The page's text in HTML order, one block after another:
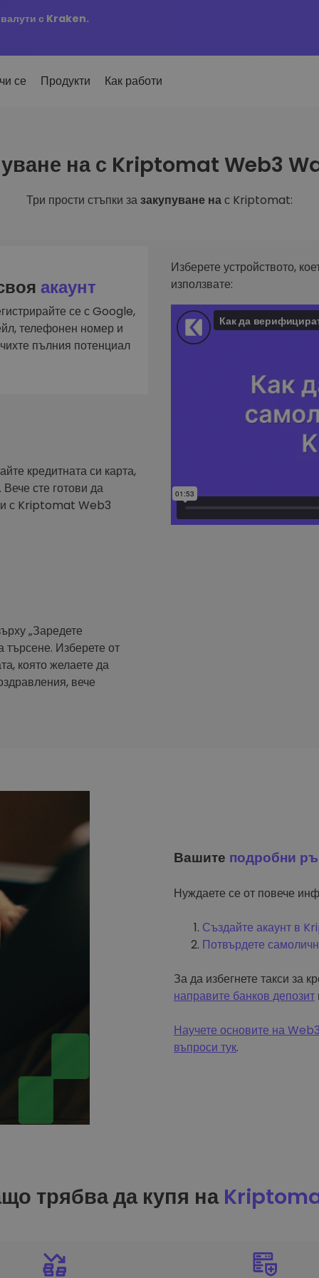
с Kraken.
добавени
добавени токени в
купил за 100 €…
се Продукти
на
за
KriptoEarn
криптовалута
Повтаряща се печалба
Как работи
на с Kriptomat Web3
Три прости стъпки зазакупуване нас Kriptomat:
акаунт
се с Google,
телефонен номер и
пълния потенциал
кредитната си карта,
сте готови да
с Kriptomat Web3
„Заредете
търсене. Изберете от
която желаете да
вече
Изберете устройството,
използвате:
Вашите подробни
Нуждаете се от повече
Създайте акаунт в
Потвърдете
За да избегнете такси за
направите банков депозит
Научете основите на
въпроси тук.
трябва да купя на